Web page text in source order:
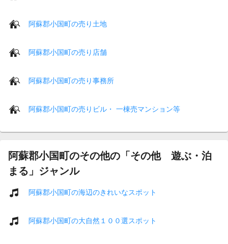
阿蘇郡小国町の売り土地
阿蘇郡小国町の売り店舗
阿蘇郡小国町の売り事務所
阿蘇郡小国町の売りビル・ 一棟売マンション等
阿蘇郡小国町のその他の「その他 遊ぶ・泊
まる」ジャンル
阿蘇郡小国町の海辺のきれいなスポット
阿蘇郡小国町の大自然１００選スポット